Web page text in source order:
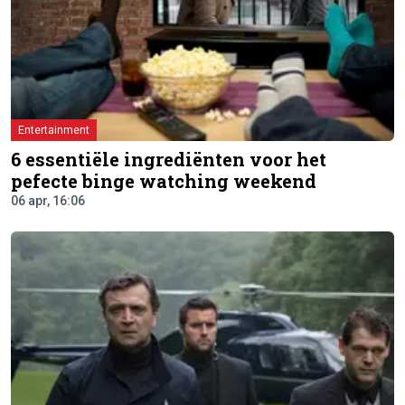
Entertainment
6 essentiële ingrediënten voor het
pefecte binge watching weekend
06 apr, 16:06